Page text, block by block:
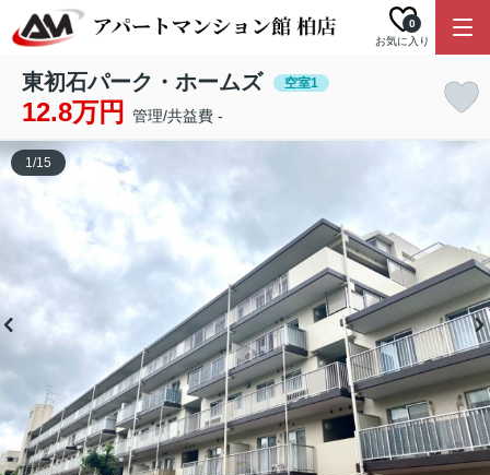
お気に入り
0
東初石パーク・ホームズ 空室1
12.8万円 管理/共益費 -
1/15